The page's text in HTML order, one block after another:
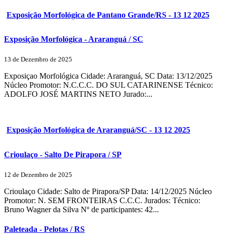
Exposição Morfológica de Pantano Grande/RS - 13 12 2025
Exposição Morfológica - Araranguá / SC
13 de Dezembro de 2025
Exposiçao Morfológica Cidade: Araranguá, SC Data: 13/12/2025
Núcleo Promotor: N.C.C.C. DO SUL CATARINENSE Técnico:
ADOLFO JOSÉ MARTINS NETO Jurado:...
Exposição Morfológica de Araranguá/SC - 13 12 2025
Crioulaço - Salto De Pirapora / SP
12 de Dezembro de 2025
Crioulaço Cidade: Salto de Pirapora/SP Data: 14/12/2025 Núcleo
Promotor: N. SEM FRONTEIRAS C.C.C. Jurados: Técnico:
Bruno Wagner da Silva Nº de participantes: 42...
Paleteada - Pelotas / RS